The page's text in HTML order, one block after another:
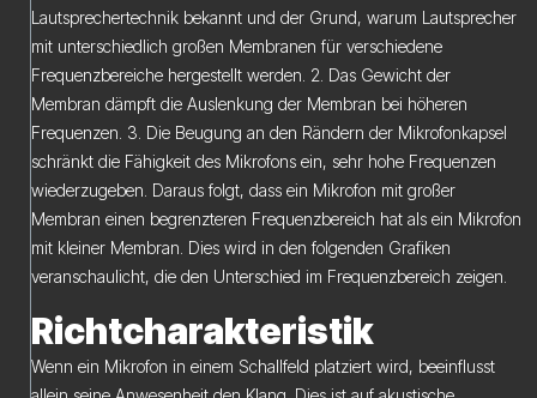
Lautsprechertechnik bekannt und der Grund, warum Lautsprecher
mit unterschiedlich großen Membranen für verschiedene
Frequenzbereiche hergestellt werden. 2. Das Gewicht der
Membran dämpft die Auslenkung der Membran bei höheren
Frequenzen. 3. Die Beugung an den Rändern der Mikrofonkapsel
schränkt die Fähigkeit des Mikrofons ein, sehr hohe Frequenzen
wiederzugeben. Daraus folgt, dass ein Mikrofon mit großer
Membran einen begrenzteren Frequenzbereich hat als ein Mikrofon
mit kleiner Membran. Dies wird in den folgenden Grafiken
veranschaulicht, die den Unterschied im Frequenzbereich zeigen.
Richtcharakteristik
Wenn ein Mikrofon in einem Schallfeld platziert wird, beeinflusst